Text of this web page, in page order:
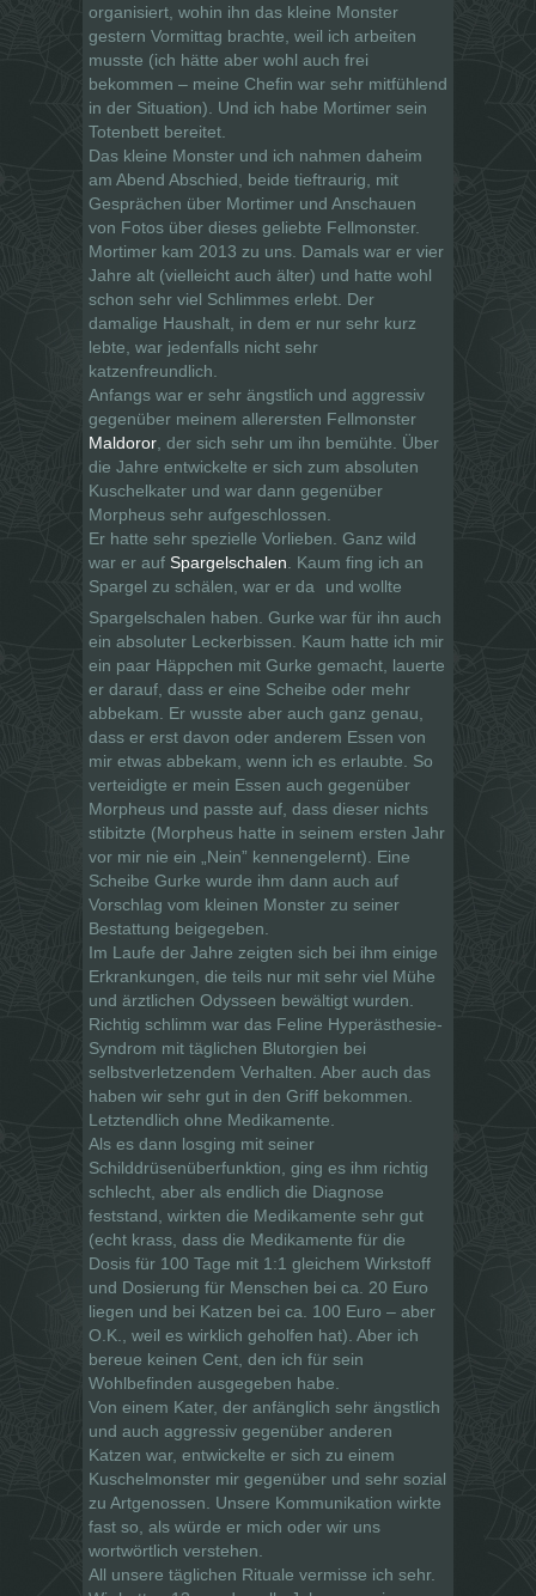
organisiert, wohin ihn das kleine Monster
gestern Vormittag brachte, weil ich arbeiten
musste (ich hätte aber wohl auch frei
bekommen – meine Chefin war sehr mitfühlend
in der Situation). Und ich habe Mortimer sein
Totenbett bereitet.
Das kleine Monster und ich nahmen daheim
am Abend Abschied, beide tieftraurig, mit
Gesprächen über Mortimer und Anschauen
von Fotos über dieses geliebte Fellmonster.
Mortimer kam 2013 zu uns. Damals war er vier
Jahre alt (vielleicht auch älter) und hatte wohl
schon sehr viel Schlimmes erlebt. Der
damalige Haushalt, in dem er nur sehr kurz
lebte, war jedenfalls nicht sehr
katzenfreundlich.
Anfangs war er sehr ängstlich und aggressiv
gegenüber meinem allerersten Fellmonster
Maldoror , der sich sehr um ihn bemühte. Über
die Jahre entwickelte er sich zum absoluten
Kuschelkater und war dann gegenüber
Morpheus sehr aufgeschlossen.
Er hatte sehr spezielle Vorlieben. Ganz wild
war er auf Spargelschalen . Kaum fing ich an
Spargel zu schälen, war er da
und wollte
Spargelschalen haben. Gurke war für ihn auch
ein absoluter Leckerbissen. Kaum hatte ich mir
ein paar Häppchen mit Gurke gemacht, lauerte
er darauf, dass er eine Scheibe oder mehr
abbekam. Er wusste aber auch ganz genau,
dass er erst davon oder anderem Essen von
mir etwas abbekam, wenn ich es erlaubte. So
verteidigte er mein Essen auch gegenüber
Morpheus und passte auf, dass dieser nichts
stibitzte (Morpheus hatte in seinem ersten Jahr
vor mir nie ein „Nein” kennengelernt). Eine
Scheibe Gurke wurde ihm dann auch auf
Vorschlag vom kleinen Monster zu seiner
Bestattung beigegeben.
Im Laufe der Jahre zeigten sich bei ihm einige
Erkrankungen, die teils nur mit sehr viel Mühe
und ärztlichen Odysseen bewältigt wurden.
Richtig schlimm war das Feline Hyperästhesie-
Syndrom mit täglichen Blutorgien bei
selbstverletzendem Verhalten. Aber auch das
haben wir sehr gut in den Griff bekommen.
Letztendlich ohne Medikamente.
Als es dann losging mit seiner
Schilddrüsenüberfunktion, ging es ihm richtig
schlecht, aber als endlich die Diagnose
feststand, wirkten die Medikamente sehr gut
(echt krass, dass die Medikamente für die
Dosis für 100 Tage mit 1:1 gleichem Wirkstoff
und Dosierung für Menschen bei ca. 20 Euro
liegen und bei Katzen bei ca. 100 Euro – aber
O.K., weil es wirklich geholfen hat). Aber ich
bereue keinen Cent, den ich für sein
Wohlbefinden ausgegeben habe.
Von einem Kater, der anfänglich sehr ängstlich
und auch aggressiv gegenüber anderen
Katzen war, entwickelte er sich zu einem
Kuschelmonster mir gegenüber und sehr sozial
zu Artgenossen. Unsere Kommunikation wirkte
fast so, als würde er mich oder wir uns
wortwörtlich verstehen.
All unsere täglichen Rituale vermisse ich sehr.